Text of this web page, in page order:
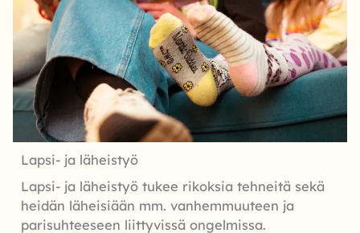
Lapsi- ja läheistyö
Lapsi- ja läheistyö tukee rikoksia tehneitä sekä
heidän läheisiään mm. vanhemmuuteen ja
parisuhteeseen liittyvissä ongelmissa.